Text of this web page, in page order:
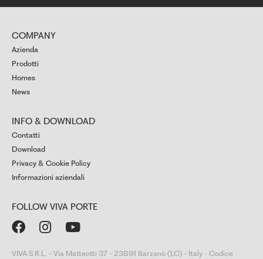
COMPANY
Azienda
Prodotti
Homes
News
INFO & DOWNLOAD
Contatti
Download
Privacy & Cookie Policy
Informazioni aziendali
FOLLOW VIVA PORTE
  
VIVA S.R.L. - Via Matteotti 37 - 23891 Barzanò (LC) - Italy - Codice